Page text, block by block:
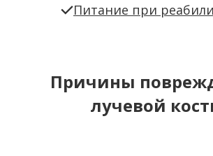
Питание при
Причины
лучевой